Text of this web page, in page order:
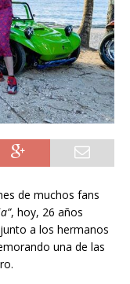
de muchos fans
, hoy, 26 años
a los hermanos
una de las